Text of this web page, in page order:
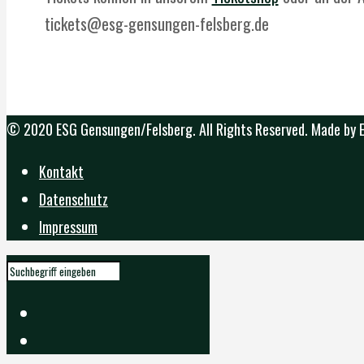
tickets@esg-gensungen-felsberg.de
© 2020 ESG Gensungen/Felsberg. All Rights Reserved. Made by
Kontakt
Datenschutz
Impressum